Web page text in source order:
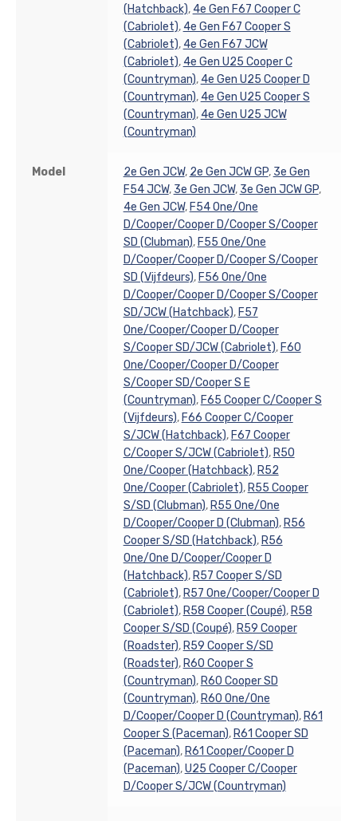
(Hatchback), 4e Gen F67 Cooper C
(Cabriolet), 4e Gen F67 Cooper S
(Cabriolet), 4e Gen F67 JCW
(Cabriolet), 4e Gen U25 Cooper C
(Countryman), 4e Gen U25 Cooper D
(Countryman), 4e Gen U25 Cooper S
(Countryman), 4e Gen U25 JCW
(Countryman)
Model 2e Gen JCW, 2e Gen JCW GP, 3e Gen
F54 JCW, 3e Gen JCW, 3e Gen JCW GP,
4e Gen JCW, F54 One/One
D/Cooper/Cooper D/Cooper S/Cooper
SD (Clubman), F55 One/One
D/Cooper/Cooper D/Cooper S/Cooper
SD (Vijfdeurs), F56 One/One
D/Cooper/Cooper D/Cooper S/Cooper
SD/JCW (Hatchback), F57
One/Cooper/Cooper D/Cooper
S/Cooper SD/JCW (Cabriolet), F60
One/Cooper/Cooper D/Cooper
S/Cooper SD/Cooper S E
(Countryman), F65 Cooper C/Cooper S
(Vijfdeurs), F66 Cooper C/Cooper
S/JCW (Hatchback), F67 Cooper
C/Cooper S/JCW (Cabriolet), R50
One/Cooper (Hatchback), R52
One/Cooper (Cabriolet), R55 Cooper
S/SD (Clubman), R55 One/One
D/Cooper/Cooper D (Clubman), R56
Cooper S/SD (Hatchback), R56
One/One D/Cooper/Cooper D
(Hatchback), R57 Cooper S/SD
(Cabriolet), R57 One/Cooper/Cooper D
(Cabriolet), R58 Cooper (Coupé), R58
Cooper S/SD (Coupé), R59 Cooper
(Roadster), R59 Cooper S/SD
(Roadster), R60 Cooper S
(Countryman), R60 Cooper SD
(Countryman), R60 One/One
D/Cooper/Cooper D (Countryman), R61
Cooper S (Paceman), R61 Cooper SD
(Paceman), R61 Cooper/Cooper D
(Paceman),U25 Cooper C/Cooper
D/Cooper S/JCW (Countryman)